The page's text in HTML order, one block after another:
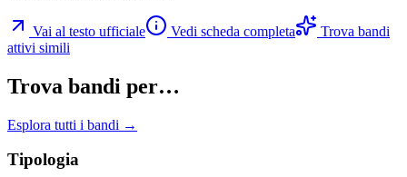
Vai al testo ufficiale Vedi scheda completa
Trova bandi
attivi simili
Trova bandi per…
Esplora tutti i bandi →
Tipologia